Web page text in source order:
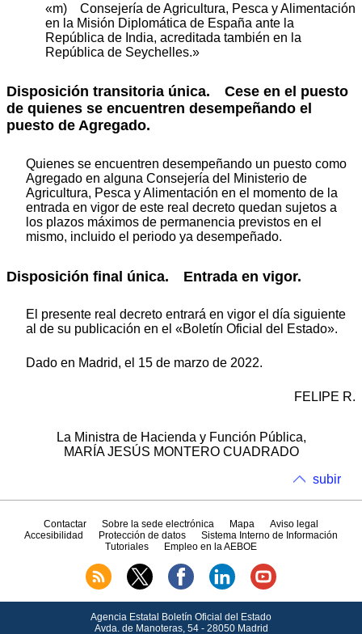
«m) Consejería de Agricultura, Pesca y Alimentación
en la Misión Diplomática de España ante la
República de India, acreditada también en la
República de Seychelles.»
Disposición transitoria única. Cese en el puesto
de quienes se encuentren desempeñando el
puesto de Agregado.
Quienes se encuentren desempeñando un puesto como
Agregado en alguna Consejería del Ministerio de
Agricultura, Pesca y Alimentación en el momento de la
entrada en vigor de este real decreto quedan sujetos a
los plazos máximos de permanencia previstos en el
mismo, incluido el periodo ya desempeñado.
Disposición final única. Entrada en vigor.
El presente real decreto entrará en vigor el día siguiente
al de su publicación en el «Boletín Oficial del Estado».
Dado en Madrid, el 15 de marzo de 2022.
FELIPE R.
La Ministra de Hacienda y Función Pública,
MARÍA JESÚS MONTERO CUADRADO
subir
Contactar Sobre la sede electrónica Mapa
Aviso legal
Accesibilidad
Protección de datos
Sistema Interno de Información
Tutoriales
Empleo en la AEBOE
Agencia Estatal Boletín Oficial del Estado
Avda.de Manoteras, 54 - 28050 Madrid